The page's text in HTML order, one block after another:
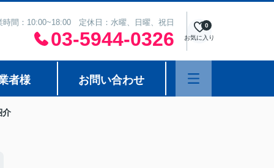
時間：10:00~18:00 定休日：水曜、日曜、祝日
03-5944-0326 お気に入り
0
者様 お問い合わせ
介